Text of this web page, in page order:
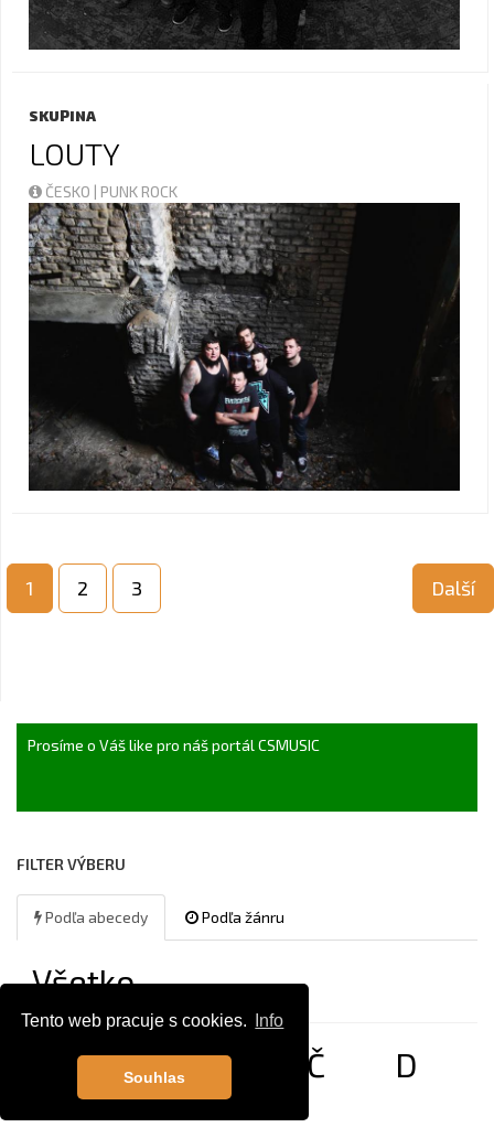
Tento web pracuje s cookies. Info
Souhlas
SKUPINA
LOUTY
ČESKO | PUNK ROCK
1 2 3 Další
Prosíme o Váš like pro náš portál CSMUSIC
FILTER VÝBERU
Podľa abecedy Podľa žánru
Všetko
B C Č D